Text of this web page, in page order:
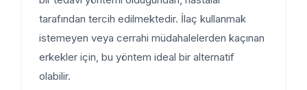
tarafından tercih edilmektedir. İlaç kullanmak
istemeyen veya cerrahi müdahalelerden kaçınan
erkekler için, bu yöntem ideal bir alternatif
olabilir.